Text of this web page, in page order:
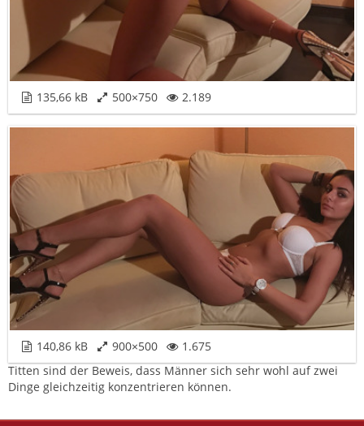
135,66 kB 500×750 2.189
140,86 kB 900×500
1.675
Titten sind der Beweis, dass Männer sich sehr wohl auf zwei
Dinge gleichzeitig konzentrieren können.